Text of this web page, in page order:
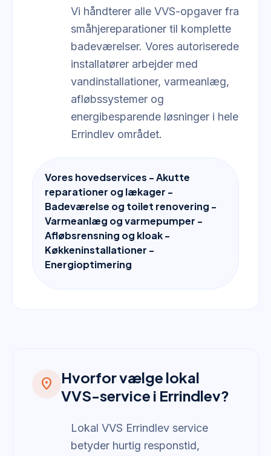
Vi håndterer alle VVS-opgaver fra
småhjereparationer til komplette
badeværelser. Vores autoriserede
installatører arbejder med
vandinstallationer, varmeanlæg,
afløbssystemer og
energibesparende løsninger i hele
Errindlev området.
Vores hovedservices - Akutte
reparationer og lækager -
Badeværelse og toilet renovering -
Varmeanlæg og varmepumper -
Afløbsrensning og kloak -
Køkkeninstallationer -
Energioptimering
location_on
Hvorfor vælge lokal
VVS-service i Errindlev?
Lokal VVS Errindlev service
betyder hurtig responstid,